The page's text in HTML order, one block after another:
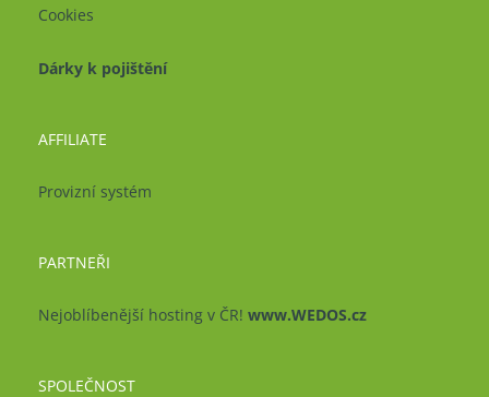
Cookies
Dárky k pojištění
AFFILIATE
Provizní systém
PARTNEŘI
Nejoblíbenější hosting v ČR! www.WEDOS.cz
SPOLEČNOST